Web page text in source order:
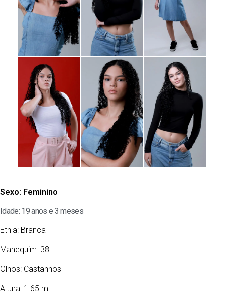
Sexo: Feminino
Idade: 19 anos e 3 meses
Etnia: Branca
Manequim: 38
Olhos: Castanhos
Altura: 1.65 m